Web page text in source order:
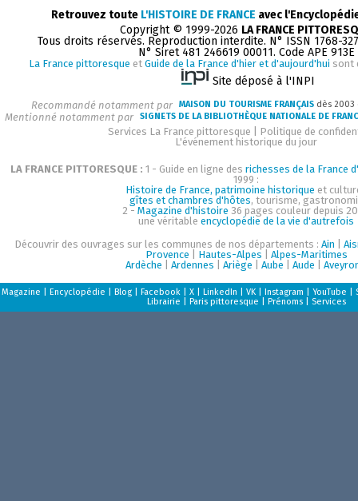
Retrouvez toute L'HISTOIRE DE FRANCE avec
Copyright © 1999-2026 LA FRANCE
Tous droits réservés. Reproduction interdite. N° ISSN 1768-
N° Siret 481 246619 00011. Code APE 913E
La France pittoresque et Guide de la France d'hier et d'aujourd'hui sont
Site déposé à l'INPI
Recommandé notamment par MAISON DU TOURISME FRANÇAIS dès
Mentionné notamment par SIGNETS DE LA BIBLIOTHÈQUE NATIONALE DE
Services La France pittoresque
Politique de
L'événement historique du jour
LA FRANCE PITTORESQUE : 1 - Guide en ligne des richesses de la France
1999 :
Histoire de France, patrimoine historique et
gîtes et chambres d'hôtes, tourisme,
2 - Magazine d'histoire 36 pages couleur depuis
une véritable encyclopédie de la vie d'autrefois
Découvrir des ouvrages sur les communes de nos départements : Ain
Provence
Hautes-Alpes
Alpes-Maritimes
Ardèche
Ardennes Ariège Aube Aude
Magazine Encyclopédie Blog| Facebook| X| LinkedIn VK| Instagram YouTube
Librairie
Paris pittoresque Prénoms| Services